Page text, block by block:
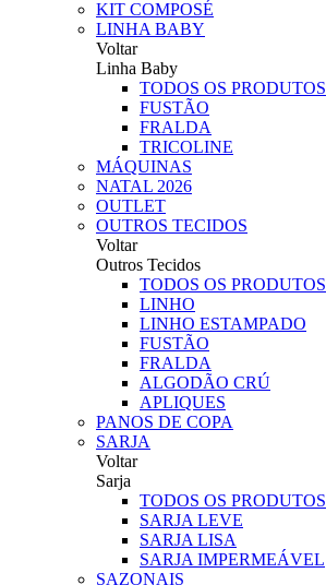
KIT COMPOSÉ
LINHA BABY
Voltar
Linha Baby
TODOS OS PRODUTOS
FUSTÃO
FRALDA
TRICOLINE
MÁQUINAS
NATAL 2026
OUTLET
OUTROS TECIDOS
Voltar
Outros Tecidos
TODOS OS PRODUTOS
LINHO
LINHO ESTAMPADO
FUSTÃO
FRALDA
ALGODÃO CRÚ
APLIQUES
PANOS DE COPA
SARJA
Voltar
Sarja
TODOS OS PRODUTOS
SARJA LEVE
SARJA LISA
SARJA IMPERMEÁVEL
SAZONAIS